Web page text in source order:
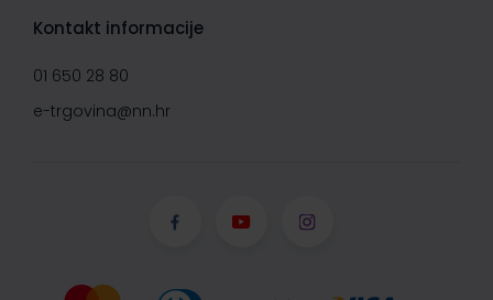
Kontakt informacije
01 650 28 80
e-trgovina@nn.hr